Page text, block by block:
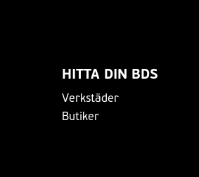
HITTA DIN BDS
Verkstäder
Butiker